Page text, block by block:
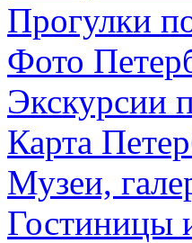
Прогулки
Фото
Экскурсии
Карта
Музеи,
Гостиницы